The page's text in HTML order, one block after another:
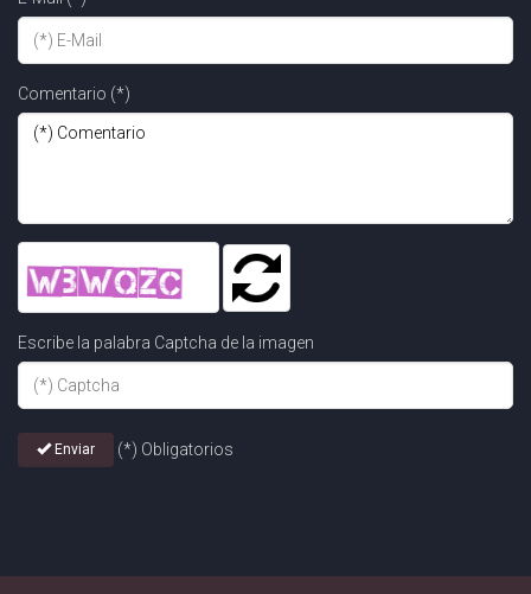
Comentario (*)
Escribe la palabra Captcha de la imagen
Enviar (*) Obligatorios